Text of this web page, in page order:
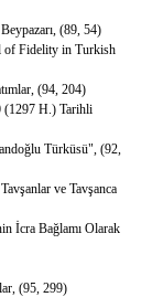
(89, 54)
of Fidelity in Turkish
(94, 204)
(1297 H.) Tarihli
Türküsü", (92,
ve Tavşanca
İcra Bağlamı Olarak
(95, 299)